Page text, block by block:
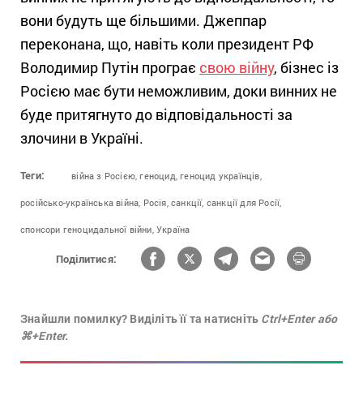
вони будуть ще більшими. Джеппар
переконана, що, навіть коли президент РФ
Володимир Путін програє свою війну, бізнес із
Росією має бути неможливим, доки винних не
буде притягнуто до відповідальності за
злочини в Україні.
Теги: війна з Росією, геноцид, геноцид українців,
російсько-українська війна, Росія, санкції, санкції для Росії,
спонсори геноцидальної війни, Україна
Поділитися:
Знайшли помилку? Виділіть її та натисніть Ctrl+Enter або
⌘+Enter.